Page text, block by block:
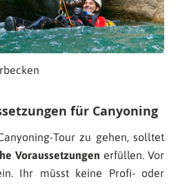
für Canyoning
Tour zu gehen, solltet
Voraussetzungen erfüllen. Vor
Ihr müsst keine Profi- oder